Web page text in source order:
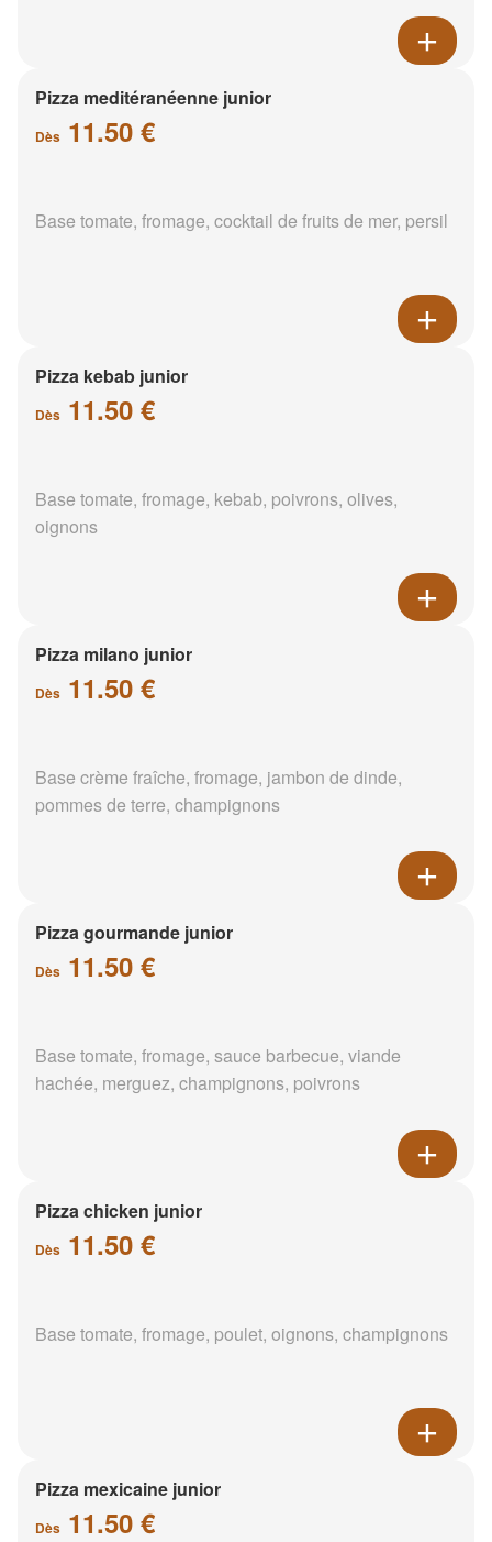
Pizza meditéranéenne junior
Dès 11.50 €
Base tomate, fromage, cocktail de fruits de mer, persil
Pizza kebab junior
Dès 11.50 €
Base tomate, fromage, kebab, poivrons, olives,
oignons
Pizza milano junior
Dès 11.50 €
Base crème fraîche, fromage, jambon de dinde,
pommes de terre, champignons
Pizza gourmande junior
Dès 11.50 €
Base tomate, fromage, sauce barbecue, viande
hachée, merguez, champignons, poivrons
Pizza chicken junior
Dès 11.50 €
Base tomate, fromage, poulet, oignons, champignons
Pizza mexicaine junior
Dès 11.50 €